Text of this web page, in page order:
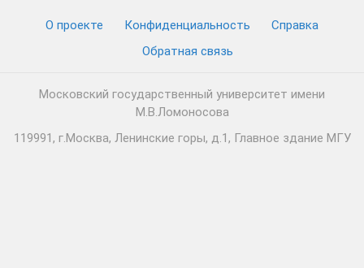
О проекте Конфиденциальность
Cправка
Обратная связь
Московский государственный университет имени
М.В.Ломоносова
119991, г.Москва, Ленинские горы, д.1, Главное здание МГУ